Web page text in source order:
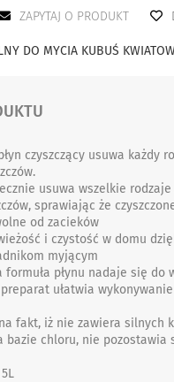
ZAPYTAJ O PRODUKT
DO MYCIA KUBUŚ
czyszczący usuwa każdy
usuwa wszelkie rodzaje
sprawiając że
od zacieków
i czystość w domu
myjącym
płynu nadaje się do
ułatwia
fakt, iż nie zawiera silnych
bazie chloru, nie pozostawia